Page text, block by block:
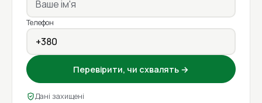
Телефон
Перевірити, чи схвалять →
Дані захищені